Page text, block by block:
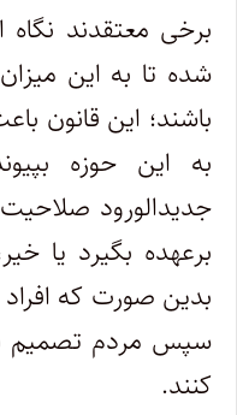
برخی معتقدند
شده تا به این
باشند؛ این قانون
به این حوزه
جدیدالورود صلاحیت
برعهده بگیرد یا
بدین صورت که افراد
سپس مردم تصمیم
کنند.